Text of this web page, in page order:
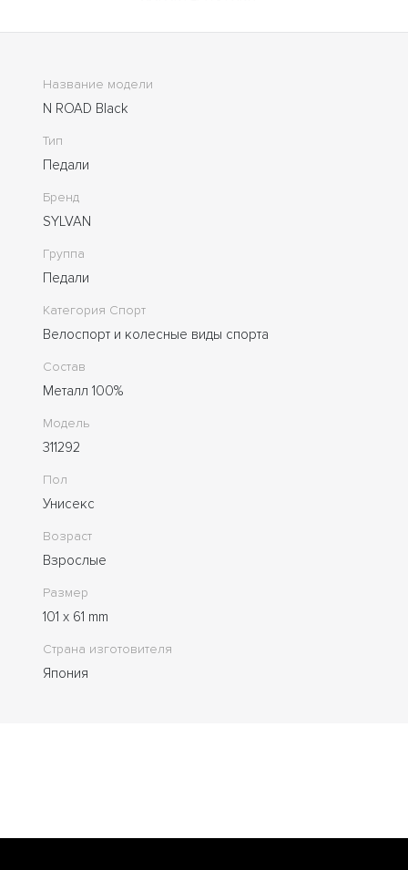
Название модели
N ROAD Black
Тип
Педали
Бренд
SYLVAN
Группа
Педали
Категория Спорт
Велоспорт и колесные виды спорта
Состав
Металл 100%
Модель
311292
Пол
Унисекс
Возраст
Взрослые
Размер
101 x 61 mm
Страна изготовителя
Япония